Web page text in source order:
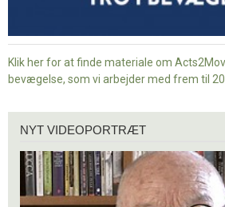
Klik her for at finde materiale om
bevægelse, som vi arbejder med frem til
videoportræt
NYT VIDEOPORTRÆT